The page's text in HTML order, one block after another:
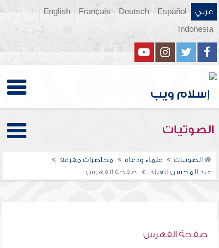
عربي Español
Deutsch
Français
English
Indonesia
الصوتيات
الصوتيات علماء ودعاة
محاضرات مفرغة
عبد المحسن العباد
صفحة الفهرس
صفحة الفهرس